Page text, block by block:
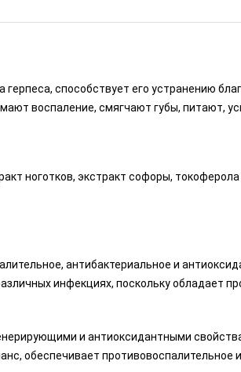
способствует его устранению
воспаление, смягчают губы, питают,
ноготков, экстракт софоры,
антибактериальное и
инфекциях, поскольку обладает
и антиоксидантными
обеспечивает противовоспалительное